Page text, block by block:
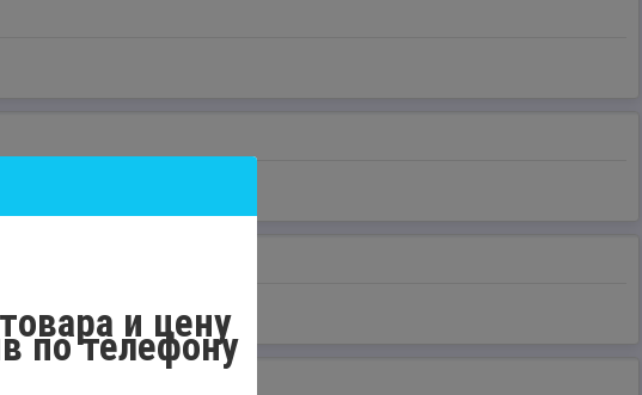
и цену
по телефону